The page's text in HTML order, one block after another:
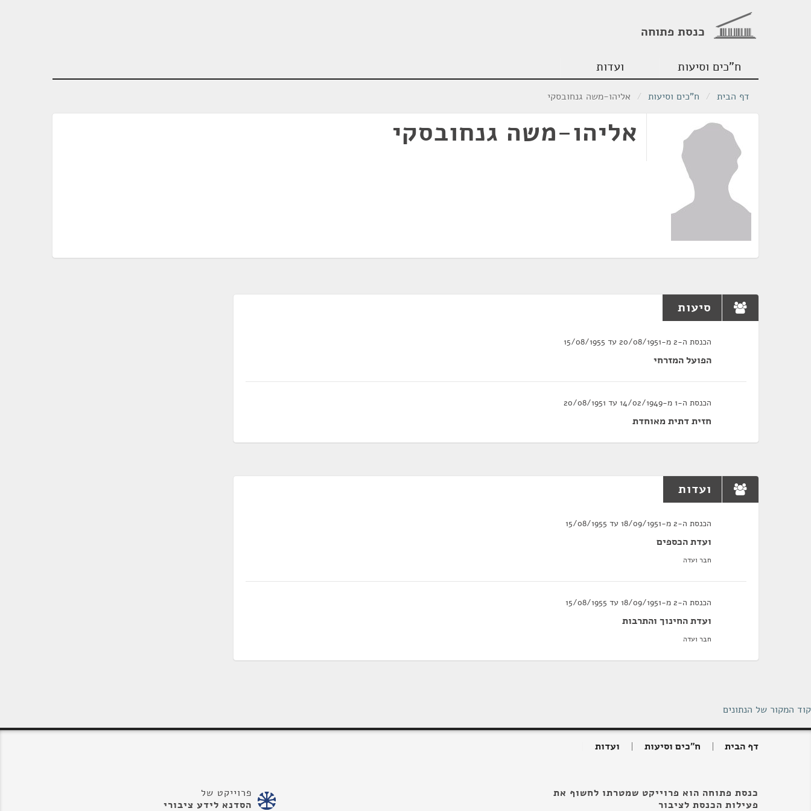
כנסת פתוחה
ח"כים וסיעות ועדות
דף הבית / ח"כים וסיעות / אליהו-משה גנחובסקי
אליהו-משה גנחובסקי
סיעות
הכנסת ה-2 מ-20/08/1951 עד 15/08/1955
הפועל המזרחי
הכנסת ה-1 מ-14/02/1949 עד 20/08/1951
חזית דתית מאוחדת
ועדות
הכנסת ה-2 מ-18/09/1951 עד 15/08/1955
ועדת הכספים
חבר ועדה
הכנסת ה-2 מ-18/09/1951 עד 15/08/1955
ועדת החינוך והתרבות
חבר ועדה
קוד המקור של הנתונים
דף הבית ח"כים וסיעות ועדות
כנסת פתוחה הוא פרוייקט שמטרתו לחשוף את
פעילות הכנסת לציבור
פרוייקט של
הסדנא לידע ציבורי